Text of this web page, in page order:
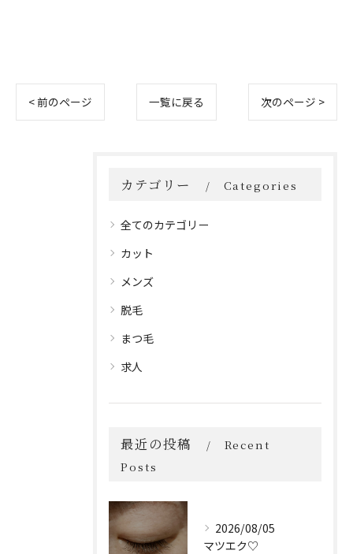
< 前のページ 一覧に戻る 次のページ >
カテゴリー Categories
全てのカテゴリー
カット
メンズ
脱毛
まつ毛
求人
最近の投稿
Recent
Posts
2026/08/05
マツエク♡